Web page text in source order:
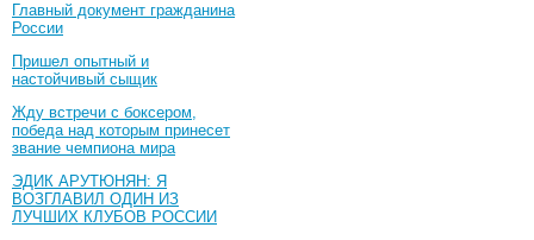
Главный документ гражданина
России
Пришел опытный и
настойчивый сыщик
Жду встречи с боксером,
победа над которым принесет
звание чемпиона мира
ЭДИК АРУТЮНЯН: Я
ВОЗГЛАВИЛ ОДИН ИЗ
ЛУЧШИХ КЛУБОВ РОССИИ